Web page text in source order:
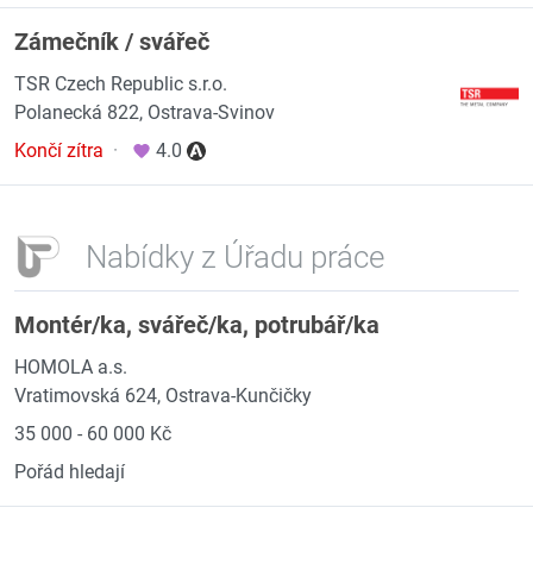
Zámečník / svářeč
TSR Czech Republic s.r.o.
Polanecká 822, Ostrava-Svinov
Končí zítra · 4.0
Nabídky z Úřadu práce
Montér/ka, svářeč/ka, potrubář/ka
HOMOLA a.s.
Vratimovská 624, Ostrava-Kunčičky
35 000 - 60 000 Kč
Pořád hledají